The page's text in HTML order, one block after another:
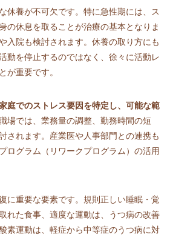
休養が不可欠です。特に急性期には、ス
の休息を取ることが治療の基本となりま
入院も検討されます。休養の取り方にも
動を停止するのではなく、徐々に活動レ
が重要です。
庭でのストレス要因を特定し、可能な範
場では、業務量の調整、勤務時間の短
されます。産業医や人事部門との連携も
ログラム（リワークプログラム）の活用
に重要な要素です。規則正しい睡眠・覚
れた食事、適度な運動は、うつ病の改善
素運動は、軽症から中等症のうつ病に対